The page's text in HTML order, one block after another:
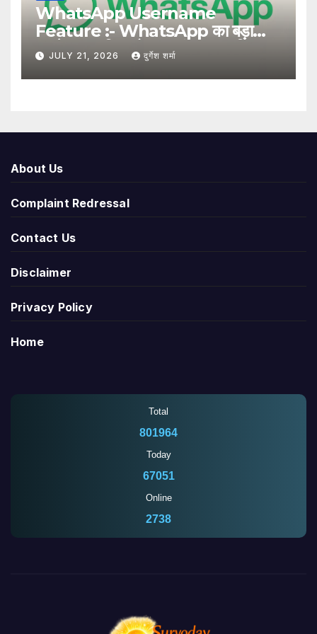
WhatsApp Username
Feature :- WhatsApp का बड़ा
अपडेट, अब बिना मोबाइल नंबर साझा किए
यूजरनेम से हो सकेगा संपर्क
JULY 21, 2026 दुर्गेश शर्मा
About Us
Complaint Redressal
Contact Us
Disclaimer
Privacy Policy
Home
Total
801964
Today
67051
Online
2738